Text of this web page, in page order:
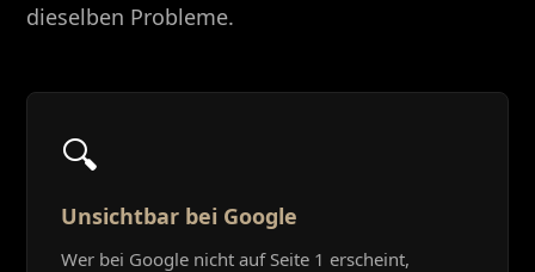
dieselben Probleme.
🔍
Unsichtbar bei Google
Wer bei Google nicht auf Seite 1 erscheint,